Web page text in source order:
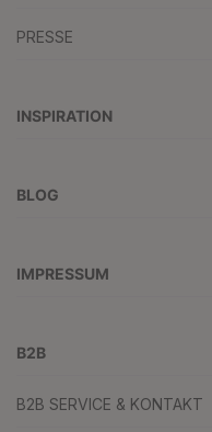
PRESSE
INSPIRATION
BLOG
IMPRESSUM
B2B
B2B SERVICE & KONTAKT